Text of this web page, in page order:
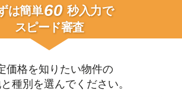
は簡単60 秒入力で
スピード審査
価格を知りたい物件の
種別を選んでください。